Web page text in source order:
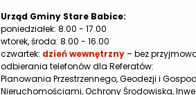
Urząd Gminy Stare Babice:
poniedziałek: 8.00 - 17.00
wtorek, środa: 8.00 - 16.00
czwartek: dzień wewnętrzny– bez
odbierania telefonów dla Referatów:
Planowania Przestrzennego, Geodezji i
Nieruchomościami, Ochrony Środowiska,